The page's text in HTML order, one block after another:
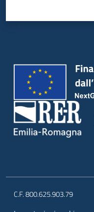
C.F. 800.625.903.79